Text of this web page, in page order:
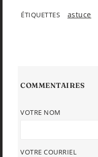
ÉTIQUETTES astuce
COMMENTAIRES
VOTRE NOM
VOTRE COURRIEL